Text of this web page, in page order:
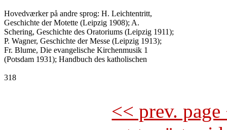
Hovedværker på andre sprog: H. Leichtentritt,
Geschichte der Motette (Leipzig 1908); A.
Schering, Geschichte des Oratoriums (Leipzig 1911);
P. Wagner, Geschichte der Messe (Leipzig 1913);
Fr. Blume, Die evangelische Kirchenmusik 1
(Potsdam 1931); Handbuch des katholischen
318
<< prev.